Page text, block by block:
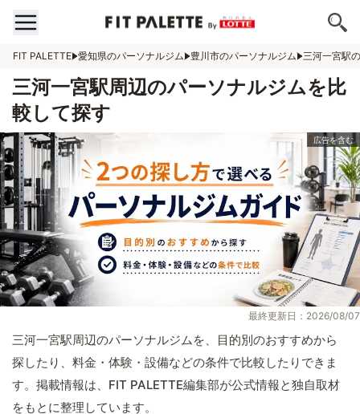
FIT PALETTE 愛知県のパーソナルジム 豊川市のパーソナルジム 三河一宮駅
三河一宮駅周辺のパーソナルジムを比
較して探す
最終更新日：2026/08/07
三河一宮駅周辺のパーソナルジムを、目的別のおすすめから
探したり、料金・体験・設備などの条件で比較したりできま
す。掲載情報は、FIT PALETTE編集部が公式情報と独自取材
をもとに整理しています。